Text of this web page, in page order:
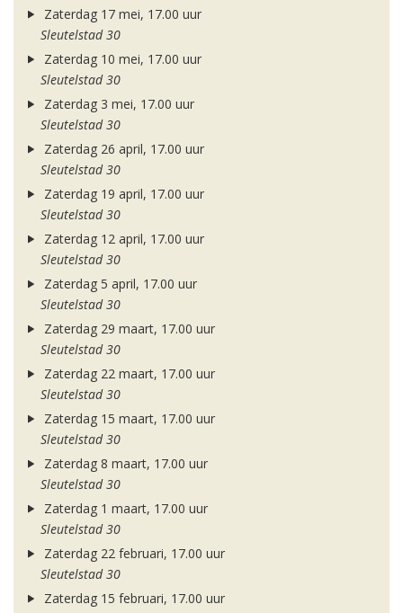
Zaterdag 17 mei, 17.00 uur
Sleutelstad 30
Zaterdag 10 mei, 17.00 uur
Sleutelstad 30
Zaterdag 3 mei, 17.00 uur
Sleutelstad 30
Zaterdag 26 april, 17.00 uur
Sleutelstad 30
Zaterdag 19 april, 17.00 uur
Sleutelstad 30
Zaterdag 12 april, 17.00 uur
Sleutelstad 30
Zaterdag 5 april, 17.00 uur
Sleutelstad 30
Zaterdag 29 maart, 17.00 uur
Sleutelstad 30
Zaterdag 22 maart, 17.00 uur
Sleutelstad 30
Zaterdag 15 maart, 17.00 uur
Sleutelstad 30
Zaterdag 8 maart, 17.00 uur
Sleutelstad 30
Zaterdag 1 maart, 17.00 uur
Sleutelstad 30
Zaterdag 22 februari, 17.00 uur
Sleutelstad 30
Zaterdag 15 februari, 17.00 uur